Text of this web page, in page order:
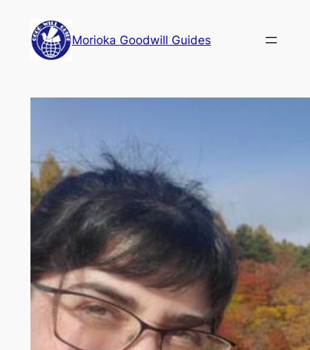
Morioka Goodwill Guides